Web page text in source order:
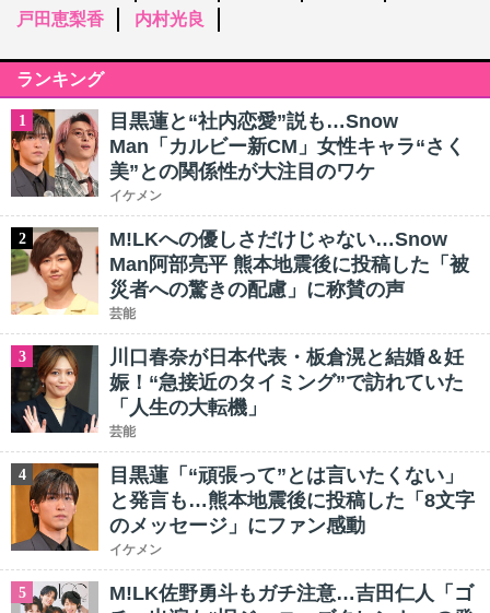
戸田恵梨香
内村光良
ランキング
1
目黒蓮と“社内恋愛”説も…Snow
Man「カルビー新CM」女性キャラ“さく
美”との関係性が大注目のワケ
イケメン
2
M!LKへの優しさだけじゃない…Snow
Man阿部亮平 熊本地震後に投稿した「被
災者への驚きの配慮」に称賛の声
芸能
3
川口春奈が日本代表・板倉滉と結婚＆妊
娠！“急接近のタイミング”で訪れていた
「人生の大転機」
芸能
4
目黒蓮「“頑張って”とは言いたくない」
と発言も…熊本地震後に投稿した「8文字
のメッセージ」にファン感動
イケメン
5
M!LK佐野勇斗もガチ注意…吉田仁人「ゴ